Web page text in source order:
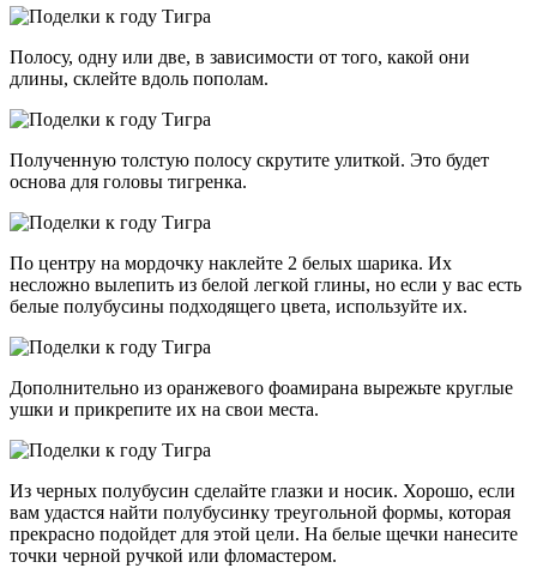
Полосу, одну или две, в зависимости от того, какой они
длины, склейте вдоль пополам.
Полученную толстую полосу скрутите улиткой. Это будет
основа для головы тигренка.
По центру на мордочку наклейте 2 белых шарика. Их
несложно вылепить из белой легкой глины, но если у вас есть
белые полубусины подходящего цвета, используйте их.
Дополнительно из оранжевого фоамирана вырежьте круглые
ушки и прикрепите их на свои места.
Из черных полубусин сделайте глазки и носик. Хорошо, если
вам удастся найти полубусинку треугольной формы, которая
прекрасно подойдет для этой цели. На белые щечки нанесите
точки черной ручкой или фломастером.